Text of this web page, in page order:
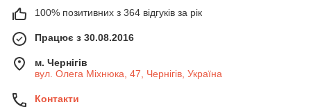
100% позитивних з 364 відгуків за рік
Працює з 30.08.2016
м. Чернігів
вул. Олега Міхнюка, 47, Чернігів, Україна
Контакти